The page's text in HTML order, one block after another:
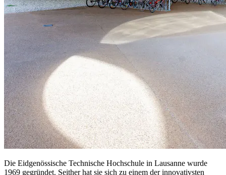
Die Eidgenössische Technische Hochschule in Lausanne wurde
1969 gegründet. Seither hat sie sich zu einem der innovativsten